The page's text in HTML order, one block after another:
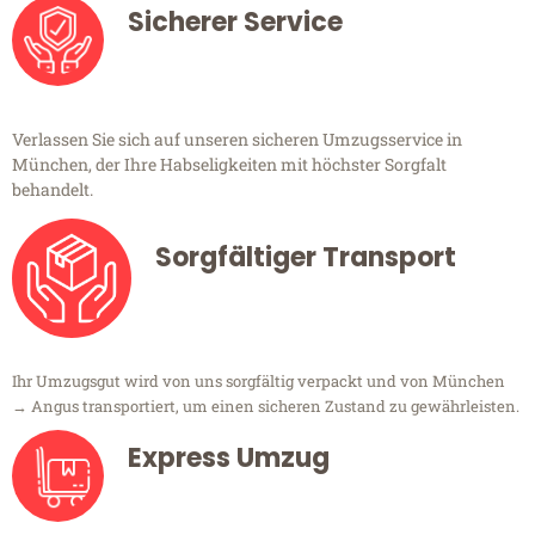
Sicherer Service
Verlassen Sie sich auf unseren sicheren Umzugsservice in
München, der Ihre Habseligkeiten mit höchster Sorgfalt
behandelt.
Sorgfältiger Transport
Ihr Umzugsgut wird von uns sorgfältig verpackt und von München
→ Angus transportiert, um einen sicheren Zustand zu gewährleisten.
Express Umzug